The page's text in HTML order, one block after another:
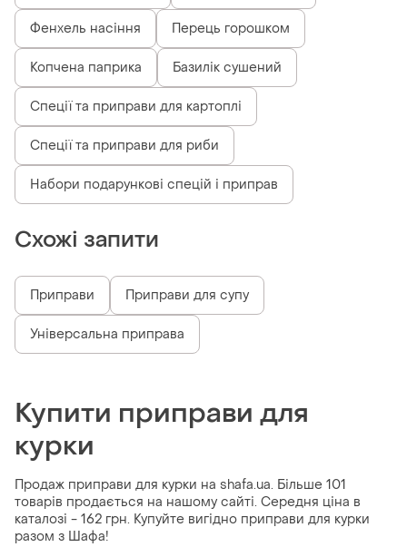
Фенхель насіння Перець горошком
Копчена паприка Базилік сушений
Спеції та приправи для картоплі
Спеції та приправи для риби
Набори подарункові спецій і приправ
Схожі запити
Приправи Приправи для супу
Універсальна приправа
Купити приправи для
курки
Продаж приправи для курки на shafa.ua. Більше 101
товарів продається на нашому сайті. Середня ціна в
каталозі - 162 грн. Купуйте вигідно приправи для курки
разом з Шафа!